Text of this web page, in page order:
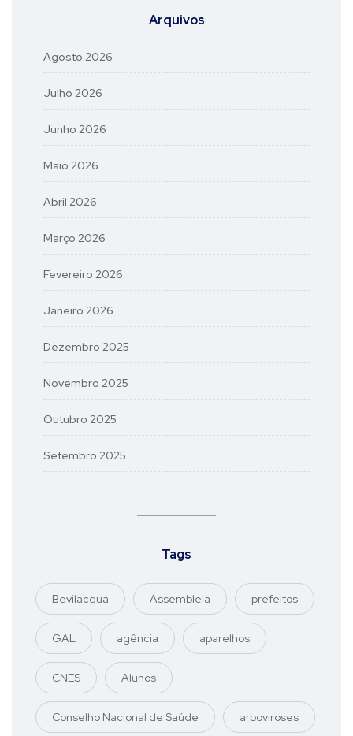
Arquivos
Agosto 2026
Julho 2026
Junho 2026
Maio 2026
Abril 2026
Março 2026
Fevereiro 2026
Janeiro 2026
Dezembro 2025
Novembro 2025
Outubro 2025
Setembro 2025
Tags
Bevilacqua Assembleia prefeitos
GAL agência aparelhos
CNES Alunos
Conselho Nacional de Saúde arboviroses